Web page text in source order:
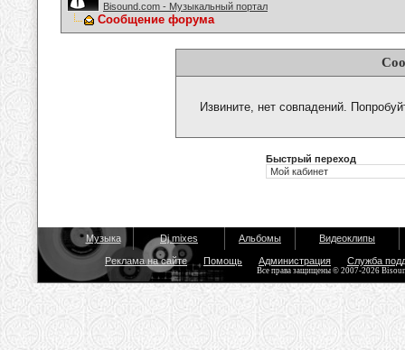
Bisound.com - Музыкальный портал
Сообщение форума
Извините, нет совпадений.
Быстрый переход
Музыка Dj mixes Альбомы Видеоклипы
Реклама на сайте Помощь Администрация Служба
Все права защищены © 2007-2026